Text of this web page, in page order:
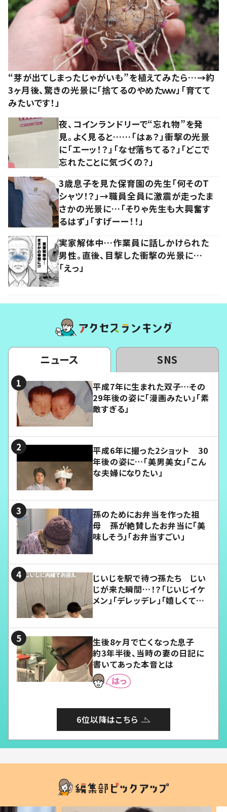
“芽が出てしまったじゃがいも”を植えてみたら…→約
3ヶ月後、驚きの光景に「捨てるのやめたｗｗ」「育てて
みたいです！」
夜、コインランドリーで“忘れ物”を発
見。よく見ると……「はぁ？」衝撃の光景
に「エーッ！？」「なぜ落ちてる？」「どこで
忘れたことに気づくの？」
3歳息子を見た保育園の先生「何そのT
シャツ！？」→職員全員に激震が走ったま
さかの光景に…「そりゃ先生も大興奮す
るはず」「すげーー！！」
実家解体中…作業員に話しかけられた
男性。直後、目撃した衝撃の光景に…
「えっ」
ニュース SNS
平成7年に生まれた双子…その
29年後の姿に「漫画みたい」「素
敵すぎる」
平成6年に撮った2ショット 30
年後の姿に…「美男美女」「こん
な夫婦になりたい」
孫のためにお弁当を作った祖
母 孫が絶賛したお弁当に「美
味しそう」「お弁当すごい」
じいじを駅で待つ孫たち じい
じが来た瞬間…！？「じいじイケ
メン」「デレッデレ」「嬉しくて可
生後8ヶ月で亡くなった息子
約3年半後、当時の妻の日記に
書いてあった本音とは
6位以降はこちら